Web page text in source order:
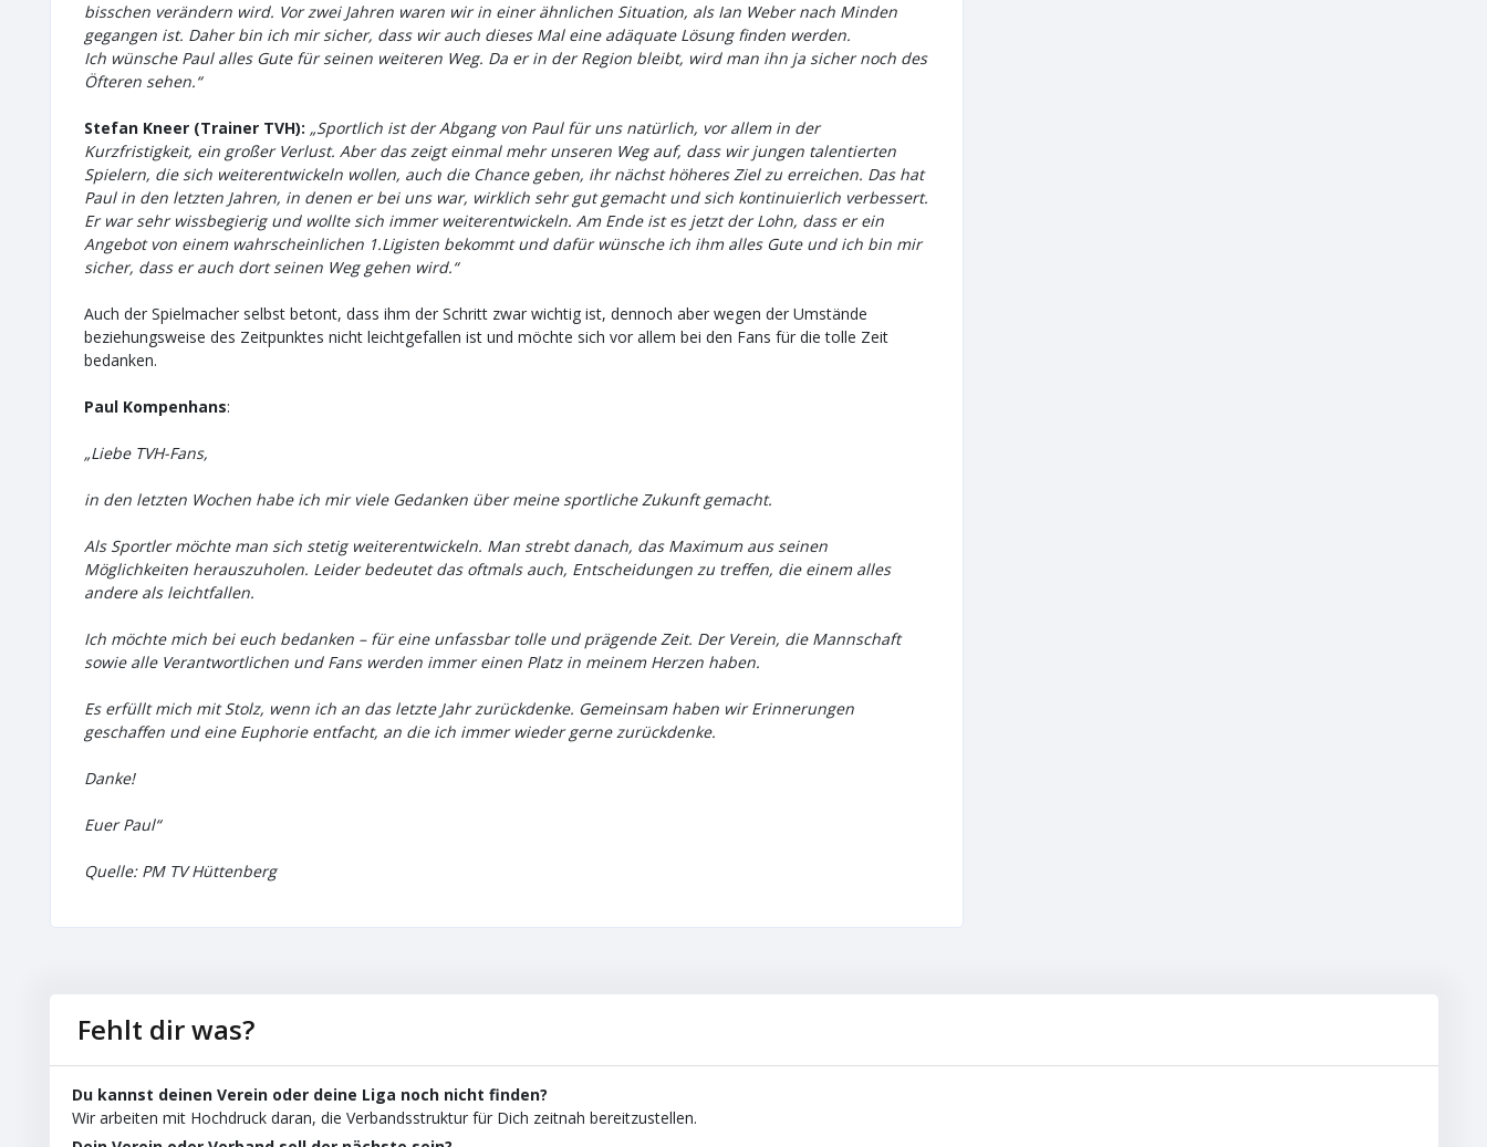
bisschen verändern wird. Vor zwei Jahren waren wir in einer ähnlichen Situation, als Ian Weber nach Minden
gegangen ist. Daher bin ich mir sicher, dass wir auch dieses Mal eine adäquate Lösung finden werden.
Ich wünsche Paul alles Gute für seinen weiteren Weg. Da er in der Region bleibt, wird man ihn ja sicher noch des
Öfteren sehen.“
Stefan Kneer (Trainer TVH): „Sportlich ist der Abgang von Paul für uns natürlich, vor allem in der
Kurzfristigkeit, ein großer Verlust. Aber das zeigt einmal mehr unseren Weg auf, dass wir jungen talentierten
Spielern, die sich weiterentwickeln wollen, auch die Chance geben, ihr nächst höheres Ziel zu erreichen. Das hat
Paul in den letzten Jahren, in denen er bei uns war, wirklich sehr gut gemacht und sich kontinuierlich verbessert.
Er war sehr wissbegierig und wollte sich immer weiterentwickeln. Am Ende ist es jetzt der Lohn, dass er ein
Angebot von einem wahrscheinlichen 1.Ligisten bekommt und dafür wünsche ich ihm alles Gute und ich bin mir
sicher, dass er auch dort seinen Weg gehen wird.“
Auch der Spielmacher selbst betont, dass ihm der Schritt zwar wichtig ist, dennoch aber wegen der Umstände
beziehungsweise des Zeitpunktes nicht leichtgefallen ist und möchte sich vor allem bei den Fans für die tolle Zeit
bedanken.
Paul Kompenhans:
„Liebe TVH-Fans,
in den letzten Wochen habe ich mir viele Gedanken über meine sportliche Zukunft gemacht.
Als Sportler möchte man sich stetig weiterentwickeln. Man strebt danach, das Maximum aus seinen
Möglichkeiten herauszuholen. Leider bedeutet das oftmals auch, Entscheidungen zu treffen, die einem alles
andere als leichtfallen.
Ich möchte mich bei euch bedanken – für eine unfassbar tolle und prägende Zeit. Der Verein, die Mannschaft
sowie alle Verantwortlichen und Fans werden immer einen Platz in meinem Herzen haben.
Es erfüllt mich mit Stolz, wenn ich an das letzte Jahr zurückdenke. Gemeinsam haben wir Erinnerungen
geschaffen und eine Euphorie entfacht, an die ich immer wieder gerne zurückdenke.
Danke!
Euer Paul“
Quelle: PM TV Hüttenberg
Fehlt dir was?
Du kannst deinen Verein oder deine Liga noch nicht finden?
Wir arbeiten mit Hochdruck daran, die Verbandsstruktur für Dich zeitnah bereitzustellen.